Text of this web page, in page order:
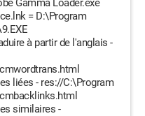
Gamma Loader.exe
= D:\Program
à partir de l'anglais -
liées - res://C:\Program
similaires -